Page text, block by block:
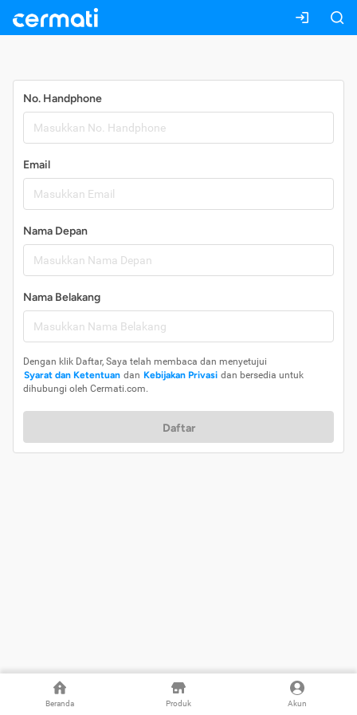
Beranda Produk Akun
No. Handphone
Email
Nama Depan
Nama Belakang
Dengan klik Daftar, Saya telah membaca dan menyetujui
Syarat dan Ketentuan dan Kebijakan Privasi dan bersedia untuk
dihubungi oleh Cermati.com.
Daftar